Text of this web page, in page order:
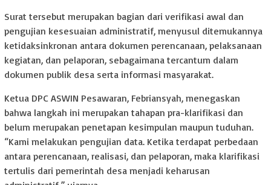
Surat tersebut merupakan bagian dari verifikasi awal dan
pengujian kesesuaian administratif, menyusul ditemukannya
ketidaksinkronan antara dokumen perencanaan, pelaksanaan
kegiatan, dan pelaporan, sebagaimana tercantum dalam
dokumen publik desa serta informasi masyarakat.
Ketua DPC ASWIN Pesawaran, Febriansyah, menegaskan
bahwa langkah ini merupakan tahapan pra-klarifikasi dan
belum merupakan penetapan kesimpulan maupun tuduhan.
“Kami melakukan pengujian data. Ketika terdapat perbedaan
antara perencanaan, realisasi, dan pelaporan, maka klarifikasi
tertulis dari pemerintah desa menjadi keharusan